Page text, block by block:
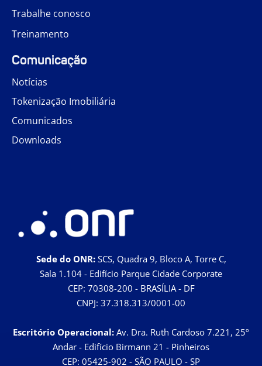
Trabalhe conosco
Treinamento
Comunicação
Notícias
Tokenização Imobiliária
Comunicados
Downloads
Sede do ONR:SCS, Quadra 9, Bloco A, Torre C,
Sala 1.104 - Edifício Parque Cidade Corporate
CEP: 70308-200 - BRASÍLIA - DF
CNPJ: 37.318.313/0001-00
Escritório Operacional: Av. Dra. Ruth Cardoso 7.221, 25º
Andar - Edifício Birmann 21 - Pinheiros
CEP: 05425-902 - SÃO PAULO - SP